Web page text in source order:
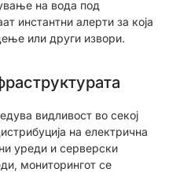
на вода под
инстантни алерти за која
или други извори.
видливост во секој
на електрична
уреди и серверски
мониторингот се